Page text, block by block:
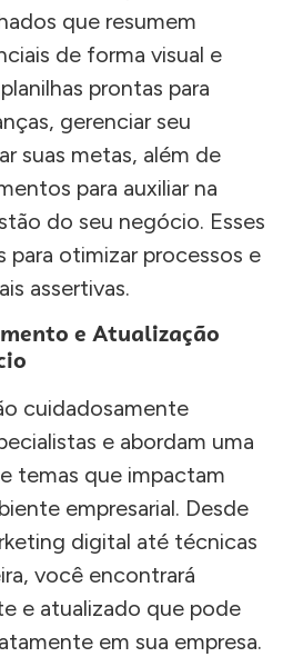
que resumem
de forma visual e
prontas para
gerenciar seu
suas metas, além de
para auxiliar na
do seu negócio. Esses
para otimizar processos e
assertivas.
e Atualização
cuidadosamente
e abordam uma
temas que impactam
empresarial. Desde
digital até técnicas
você encontrará
e atualizado que pode
em sua empresa.